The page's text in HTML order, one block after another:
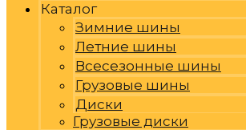
Каталог
Зимние шины
Летние шины
Всесезонные шины
Грузовые шины
Диски
Грузовые диски